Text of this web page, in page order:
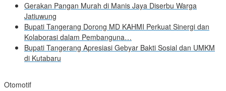
Gerakan Pangan Murah di Manis Jaya Diserbu Warga
Jatiuwung
Bupati Tangerang Dorong MD KAHMI Perkuat Sinergi dan
Kolaborasi dalam Pembanguna…
Bupati Tangerang Apresiasi Gebyar Bakti Sosial dan UMKM
di Kutabaru
Otomotif